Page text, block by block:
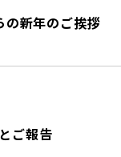
の新年のご挨拶
ご報告